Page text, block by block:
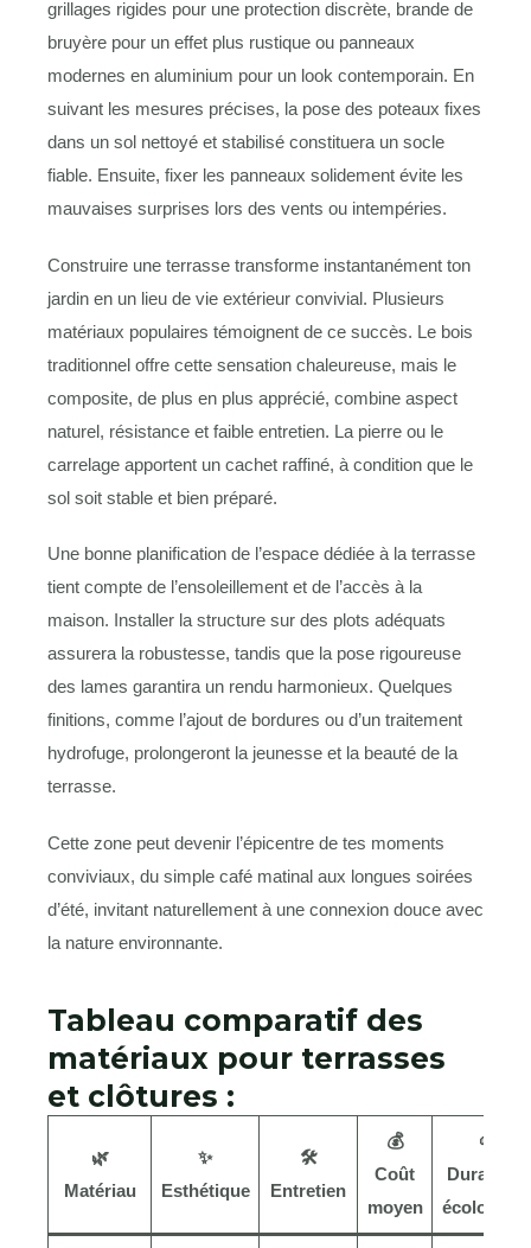
grillages rigides pour une protection discrète, brande de
bruyère pour un effet plus rustique ou panneaux
modernes en aluminium pour un look contemporain. En
suivant les mesures précises, la pose des poteaux fixes
dans un sol nettoyé et stabilisé constituera un socle
fiable. Ensuite, fixer les panneaux solidement évite les
mauvaises surprises lors des vents ou intempéries.
Construire une terrasse transforme instantanément ton
jardin en un lieu de vie extérieur convivial. Plusieurs
matériaux populaires témoignent de ce succès. Le bois
traditionnel offre cette sensation chaleureuse, mais le
composite, de plus en plus apprécié, combine aspect
naturel, résistance et faible entretien. La pierre ou le
carrelage apportent un cachet raffiné, à condition que le
sol soit stable et bien préparé.
Une bonne planification de l’espace dédiée à la terrasse
tient compte de l’ensoleillement et de l’accès à la
maison. Installer la structure sur des plots adéquats
assurera la robustesse, tandis que la pose rigoureuse
des lames garantira un rendu harmonieux. Quelques
finitions, comme l’ajout de bordures ou d’un traitement
hydrofuge, prolongeront la jeunesse et la beauté de la
terrasse.
Cette zone peut devenir l’épicentre de tes moments
conviviaux, du simple café matinal aux longues soirées
d’été, invitant naturellement à une connexion douce avec
la nature environnante.
Tableau comparatif des
matériaux pour terrasses
et clôtures :
🌿
Matériau
✨
Esthétique
🛠️
Entretien
💰
Coût
moyen
🌱
Durabilité